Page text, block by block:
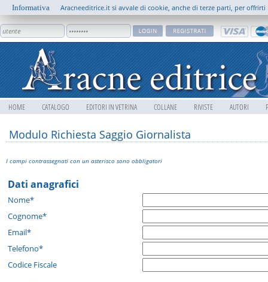
HOME CATALOGO EDITORI IN VETRINA COLLANE RIVISTE AUTORI
Modulo Richiesta Saggio Giornalista
I campi contrassegnati con un asterisco sono obbligatori
Dati anagrafici
Nome*
Cognome*
Email*
Telefono*
Codice Fiscale
Informativa Aracneeditrice.it si avvale di cookie, anche di terze parti, per